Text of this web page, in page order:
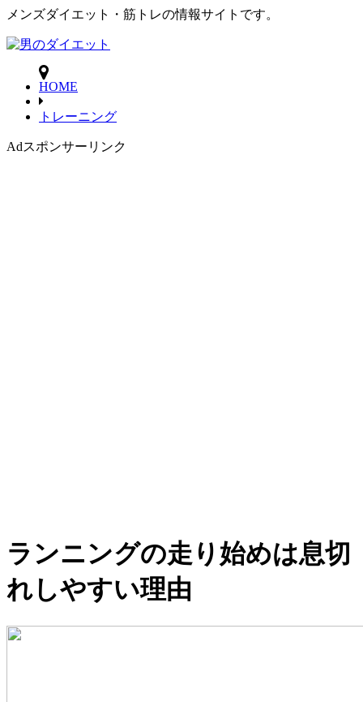
メンズダイエット・筋トレの情報サイトです。
HOME
トレーニング
Adスポンサーリンク
ランニングの走り始めは息切
れしやすい理由